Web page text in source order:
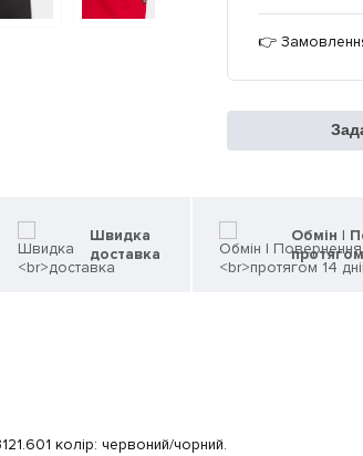
👉
Швидка
доставка
Обмін |
колір: червоний/чорний.